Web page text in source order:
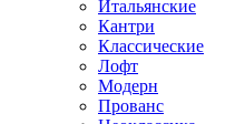
Итальянские
Кантри
Классические
Лофт
Модерн
Прованс